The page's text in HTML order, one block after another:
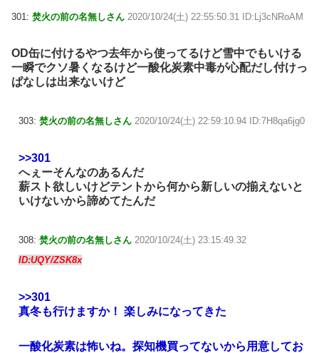
301: 焚火の前の名無しさん 2020/10/24(土) 22:55:50.31 ID:Lj3cNRoAM
OD缶に付けるやつ去年から使ってるけど雪中でもいける
一瞬でクソ暑くなるけど一酸化炭素中毒が心配だし付けっ
ぱなしは出来ないけど
303: 焚火の前の名無しさん 2020/10/24(土) 22:59:10.94 ID:7H8qa6jg0
>>301
へぇーそんなのあるんだ
薪スト欲しいけどテントから何から新しいの揃えないと
いけないから諦めてたんだ
308: 焚火の前の名無しさん 2020/10/24(土) 23:15:49.32
ID:UQY/ZSK8x
>>301
真冬も行けますか！ 楽しみになってきた
一酸化炭素は怖いね。探知機買ってないから用意してお